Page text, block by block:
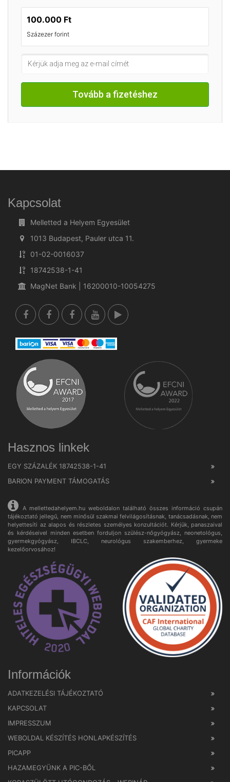
100.000 Ft
Százezer forint
Tovább a fizetéshez
Kapcsolat
Melletted a Helyem Egyesület
1013 Budapest, Pauler utca 11.
01-02-0016037
18742538-1-41
MagNet Bank | 16200010-10054275
Hasznos linkek
EGY SZÁZALÉK 18742538-1-41
BARION PAYMENT TÁMOGATÁS
A mellettedahelyem.hu weboldalon található összes információ csupán
tájékoztató jellegű, nem minősül szakmai felvilágosításnak, tanácsadásnak, nem
helyettesíti az alapos és részletes személyes konzultációt. Kérjük, panaszaival
és kérdéseivel minden esetben forduljon szülész-nőgyógyász, neonetológus,
gyermekgyógyász, IBCLC, neurológus szakemberhez, gyermeke
kezelőorvosához!
Információk
ADATKEZELÉSI TÁJÉKOZTATÓ
KAPCSOLAT
IMPRESSZUM
WEBOLDAL KÉSZÍTÉS HONLAPKÉSZÍTÉS
PICAPP
HAZAMEGYÜNK A PIC-BŐL